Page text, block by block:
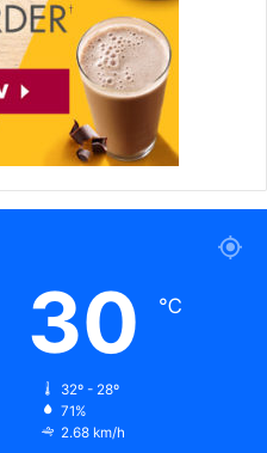
30 ℃
32º - 28º
71%
2.68 km/h